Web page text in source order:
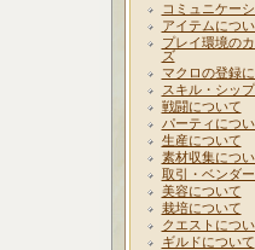
コミュニケー
アイテムにつ
プレイ環境の
ズ
マクロの登録
スキル・シッ
戦闘について
パーティにつ
生産について
素材収集につ
取引・ベンダ
美容について
栽培について
クエストにつ
ギルドについて